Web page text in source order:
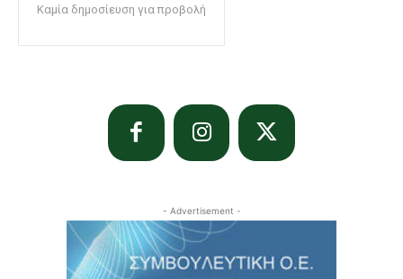
Καμία δημοσίευση για προβολή
- Advertisement -